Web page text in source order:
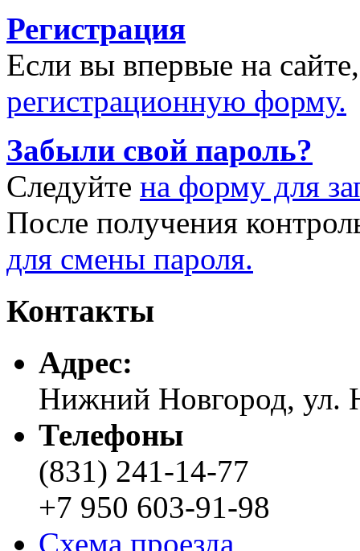
Регистрация
Если вы впервые на
регистрационную форму.
Забыли свой пароль?
Следуйте на форму для
После получения
для смены пароля.
Контакты
Адреc:
Нижний Новгород, ул.
Телефоны
(831) 241-14-77
+7 950 603-91-98
Схема проезда